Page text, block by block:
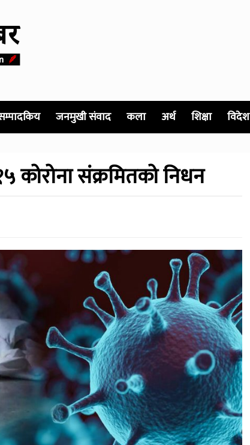
जनमुखी संवाद कला अर्थ शिक्षा विदेश
कोरोना संक्रमितको निधन